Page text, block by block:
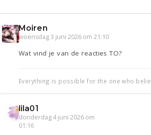
Moiren
woensdag 3 juni 2026 om 21:10
Wat vind je van de reacties TO?
Everything is possible for the one who
lila01
donderdag 4 juni 2026 om
01:16